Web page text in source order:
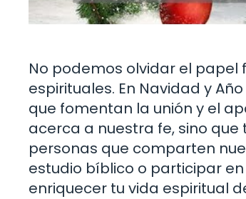
No podemos olvidar el
espirituales. En Navidad y
que fomentan la unión y el
acerca a nuestra fe, sino
personas que comparten
estudio bíblico o participar
enriquecer tu vida espiritual